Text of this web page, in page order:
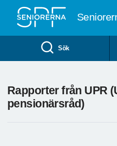
Sök
Rapporter från UPR
pensionärsråd)